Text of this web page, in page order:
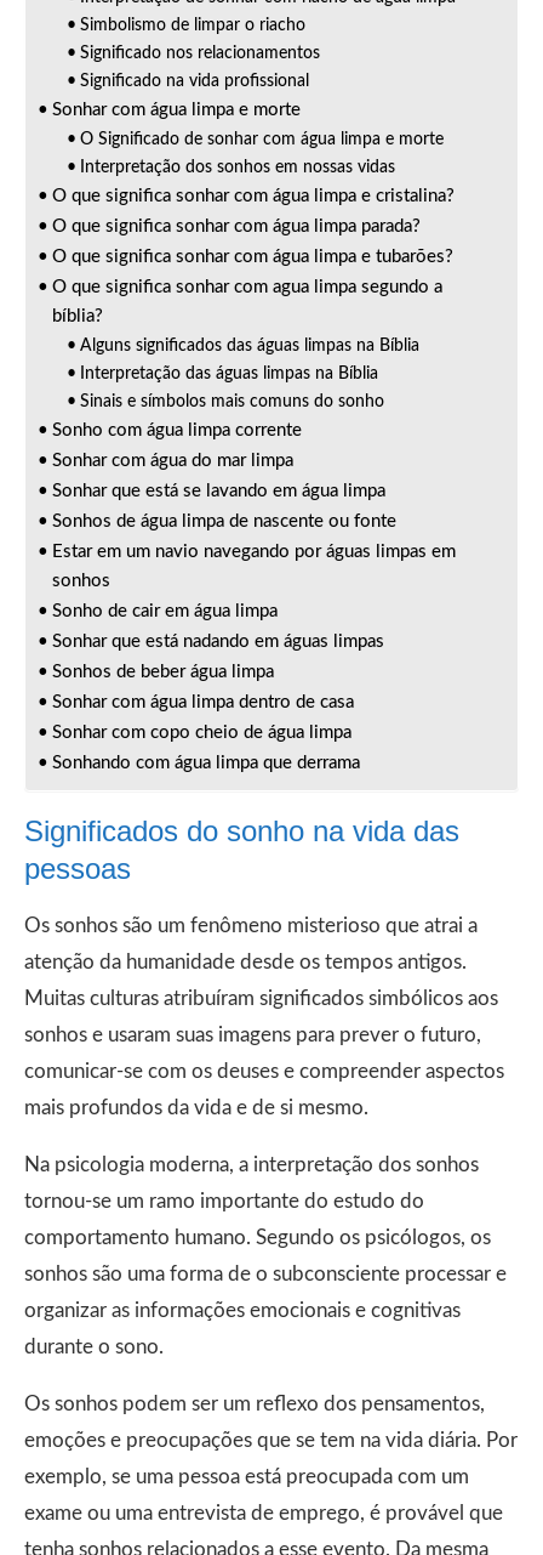
Simbolismo de limpar o riacho
Significado nos relacionamentos
Significado na vida profissional
Sonhar com água limpa e morte
O Significado de sonhar com água limpa e morte
Interpretação dos sonhos em nossas vidas
O que significa sonhar com água limpa e cristalina?
O que significa sonhar com água limpa parada?
O que significa sonhar com água limpa e tubarões?
O que significa sonhar com agua limpa segundo a
bíblia?
Alguns significados das águas limpas na Bíblia
Interpretação das águas limpas na Bíblia
Sinais e símbolos mais comuns do sonho
Sonho com água limpa corrente
Sonhar com água do mar limpa
Sonhar que está se lavando em água limpa
Sonhos de água limpa de nascente ou fonte
Estar em um navio navegando por águas limpas em
sonhos
Sonho de cair em água limpa
Sonhar que está nadando em águas limpas
Sonhos de beber água limpa
Sonhar com água limpa dentro de casa
Sonhar com copo cheio de água limpa
Sonhando com água limpa que derrama
Significados do sonho na vida das
pessoas
Os sonhos são um fenômeno misterioso que atrai a
atenção da humanidade desde os tempos antigos.
Muitas culturas atribuíram significados simbólicos aos
sonhos e usaram suas imagens para prever o futuro,
comunicar-se com os deuses e compreender aspectos
mais profundos da vida e de si mesmo.
Na psicologia moderna, a interpretação dos sonhos
tornou-se um ramo importante do estudo do
comportamento humano. Segundo os psicólogos, os
sonhos são uma forma de o subconsciente processar e
organizar as informações emocionais e cognitivas
durante o sono.
Os sonhos podem ser um reflexo dos pensamentos,
emoções e preocupações que se tem na vida diária. Por
exemplo, se uma pessoa está preocupada com um
exame ou uma entrevista de emprego, é provável que
tenha sonhos relacionados a esse evento. Da mesma